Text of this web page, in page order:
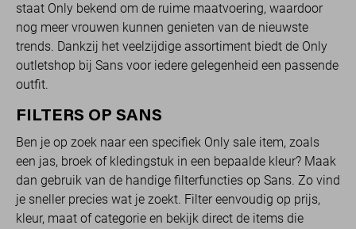
staat Only bekend om de ruime maatvoering, waardoor
nog meer vrouwen kunnen genieten van de nieuwste
trends. Dankzij het veelzijdige assortiment biedt de Only
outletshop bij Sans voor iedere gelegenheid een passende
outfit.
FILTERS OP SANS
Ben je op zoek naar een specifiek Only sale item, zoals
een jas, broek of kledingstuk in een bepaalde kleur? Maak
dan gebruik van de handige filterfuncties op Sans. Zo vind
je sneller precies wat je zoekt. Filter eenvoudig op prijs,
kleur, maat of categorie en bekijk direct de items die